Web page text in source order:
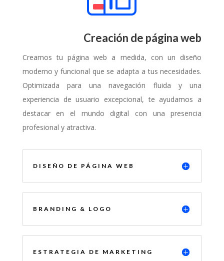
Creación de página web
Creamos tu página web a medida, con un diseño
moderno y funcional que se adapta a tus necesidades.
Optimizada para una navegación fluida y una
experiencia de usuario excepcional, te ayudamos a
destacar en el mundo digital con una presencia
profesional y atractiva.
DISEÑO DE PÁGINA WEB
BRANDING & LOGO
ESTRATEGIA DE MARKETING